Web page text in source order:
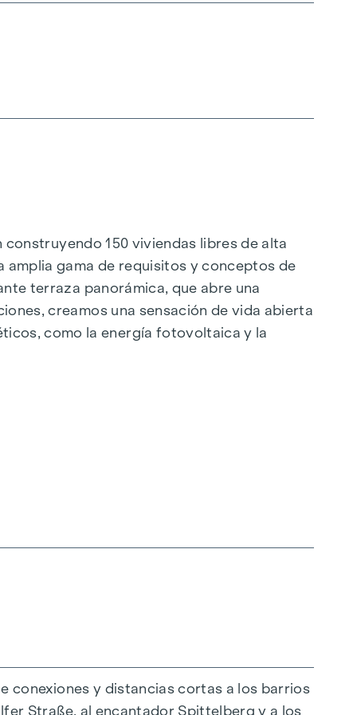
150 viviendas libres de alta
amplia gama de requisitos y conceptos de
terraza panorámica, que abre una
creamos una sensación de vida abierta
como la energía fotovoltaica y la
conexiones y distancias cortas a los barrios
Straße, al encantador Spittelberg y a los